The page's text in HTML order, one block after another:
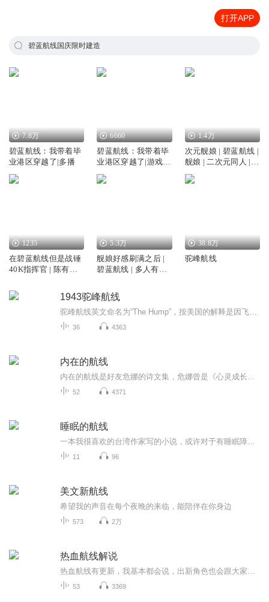
打开APP
碧蓝航线国庆限时建造
7.8万
碧蓝航线：我带着毕
业港区穿越了|多播
6660
碧蓝航线：我带着毕
业港区穿越了|游戏|
游戏异界|争霸流|AI
专辑
1.4万
次元舰娘 | 碧蓝航线 |
舰娘 | 二次元同人 |
会员免费
1235
在碧蓝航线但是战锤
40K指挥官 | 陈有诗
指挥官幻想传奇
5.3万
舰娘好感刷满之后 |
碧蓝航线 | 多人有声
世界
38.8万
驼峰航线
1943驼峰航线
36 4363
内在的航线
52 4371
睡眠的航线
11 96
美文新航线
希望我的声音在每个夜晚的来临，能陪伴在你身边
573 2万
热血航线解说
53 3369